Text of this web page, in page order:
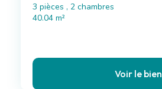
3 pièces , 2 chambres
40.04 m²
Voir le bien